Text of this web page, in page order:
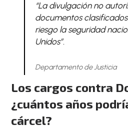
“La divulgación no
documentos
riesgo la seguridad
Unidos”.
Departamento de Justicia
Los cargos contra
¿cuántos años
cárcel?